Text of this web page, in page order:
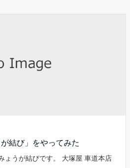
結び」をやってみた
ょうが結びです。 大塚屋 車道本店